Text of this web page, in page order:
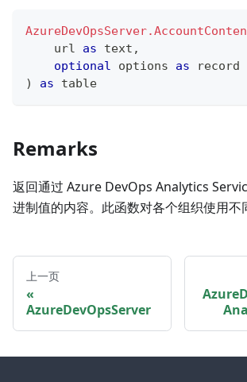
    url
as text ,
optional options as
record
)
as table
Remarks
返回通过 Azure DevOps Analytics
进制值的内容。此函数对各个组织使用不
上一页
AzureDevOpsServer